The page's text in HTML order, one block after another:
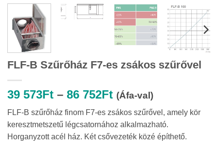
FLF-B Szűrőház F7-es zsákos szűrővel
39 573Ft – 86 752FtÁrtartomány:
39
573Ft
-
86
(Áfa-val)
FLF-B szűrőház finom F7-es zsákos szűrővel, amely kör
keresztmetszetű légcsatornához alkalmazható.
Horganyzott acél ház. Két csővezeték közé építhető.